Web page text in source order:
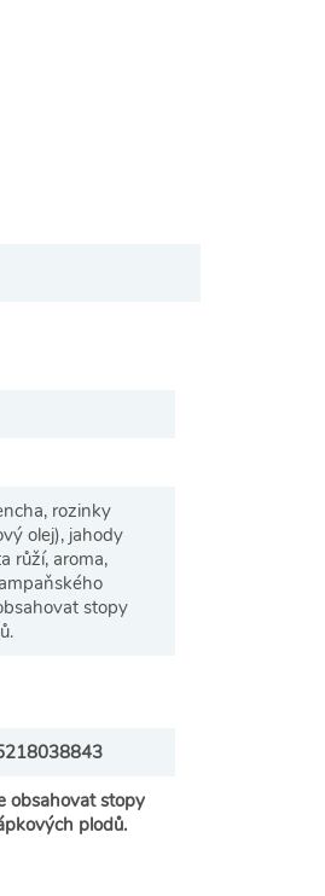
rozinky
olej), jahody
růží, aroma,
stopy
obsahovat stopy
plodů.